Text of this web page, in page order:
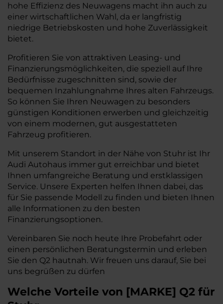
hohe Effizienz des Neuwagens macht ihn auch zu
einer wirtschaftlichen Wahl, da er langfristig
niedrige Betriebskosten und hohe Zuverlässigkeit
bietet.
Profitieren Sie von attraktiven Leasing- und
Finanzierungsmöglichkeiten, die speziell auf Ihre
Bedürfnisse zugeschnitten sind, sowie der
bequemen Inzahlungnahme Ihres alten Fahrzeugs.
So können Sie Ihren Neuwagen zu besonders
günstigen Konditionen erwerben und gleichzeitig
von einem modernen, gut ausgestatteten
Fahrzeug profitieren.
Mit unserem Standort in der Nähe von Stuhr ist Ihr
Audi Autohaus immer gut erreichbar und bietet
Ihnen umfangreiche Beratung und erstklassigen
Service. Unsere Experten helfen Ihnen dabei, das
für Sie passende Modell zu finden und bieten Ihnen
alle Informationen zu den besten
Finanzierungsoptionen.
Vereinbaren Sie noch heute Ihre Probefahrt oder
einen persönlichen Beratungstermin und erleben
Sie den Q2 hautnah. Wir freuen uns darauf, Sie bei
uns begrüßen zu dürfen
Welche Vorteile von [MARKE] Q2 für